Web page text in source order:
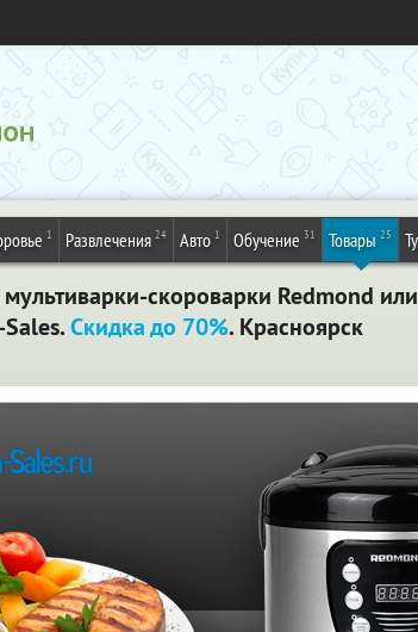
1 Развлечения 24 Авто 1 Обучение 31 Товары 25
скороварки Redmond
Скидка до 70%. Красноярск